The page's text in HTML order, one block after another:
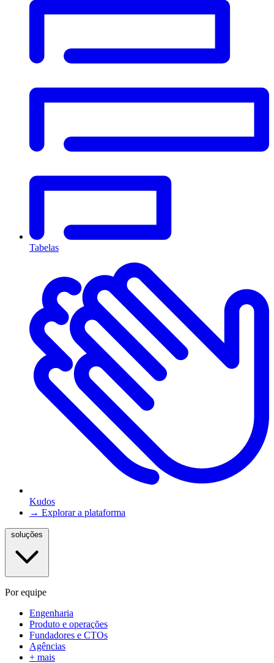
Tabelas
Kudos
→ Explorar a plataforma
Por equipe
Engenharia
Produto e operações
Fundadores e CTOs
Agências
+ mais